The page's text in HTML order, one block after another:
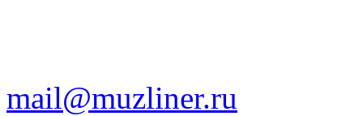
mail@muzliner.ru